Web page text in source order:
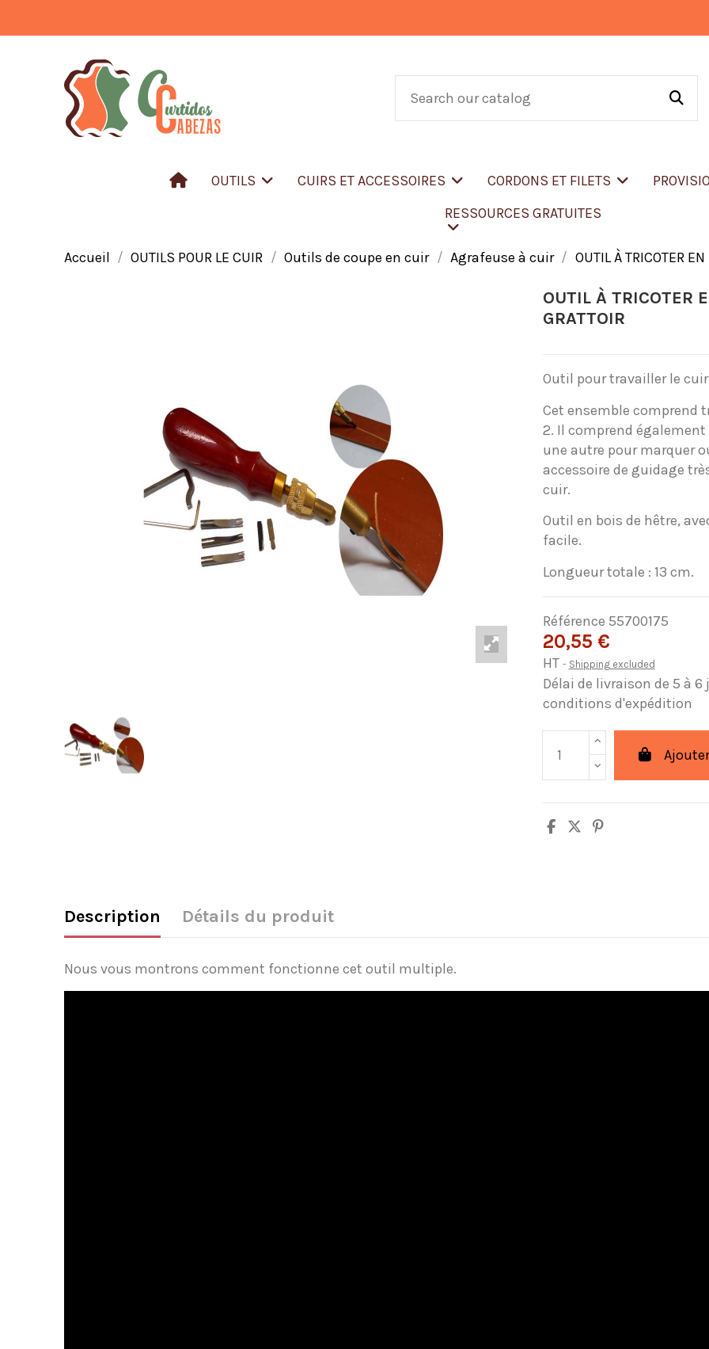
OUTILS CUIRS ET ACCESSOIRES CORDONS ET FILETS
RESSOURCES GRATUITES
Accueil OUTILS POUR LE CUIR Outils de coupe en cuir Agrafeuse à cuir OUTIL À TRICOTER
OUTIL À TRICOTER
GRATTOIR
Outil pour travailler le
Cet ensemble comprend
2. Il comprend
une autre pour marquer
accessoire de guidage
cuir.
Outil en bois de hêtre,
facile.
Longueur totale : 13 cm.
Référence 55700175
20,55 €
HT Shipping excluded
Délai de livraison de 5 à
conditions d'expédition
Description Détails du produit
Nous vous montrons comment fonctionne cet outil multiple.